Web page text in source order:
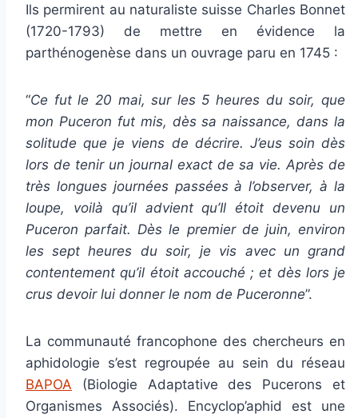
Ils permirent au naturaliste suisse Charles Bonnet
(1720-1793) de mettre en évidence la
parthénogenèse dans un ouvrage paru en 1745 :
“Ce fut le 20 mai, sur les 5 heures du soir, que
mon Puceron fut mis, dès sa naissance, dans la
solitude que je viens de décrire. J’eus soin dès
lors de tenir un journal exact de sa vie. Après de
très longues journées passées à l’observer, à la
loupe, voilà qu’il advient qu’Il étoit devenu un
Puceron parfait. Dès le premier de juin, environ
les sept heures du soir, je vis avec un grand
contentement qu’il étoit accouché ; et dès lors je
crus devoir lui donner le nom de Puceronne”.
La communauté francophone des chercheurs en
aphidologie s’est regroupée au sein du réseau
BAPOA (Biologie Adaptative des Pucerons et
Organismes Associés). Encyclop’aphid est une